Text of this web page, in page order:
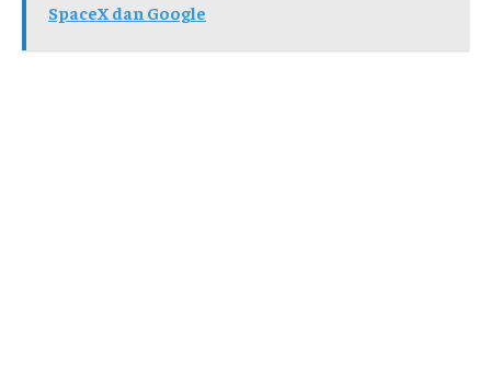
SpaceX dan Google